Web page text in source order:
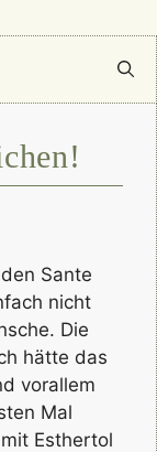
Sante
nicht
Die
hätte das
vorallem
Mal
Esthertol